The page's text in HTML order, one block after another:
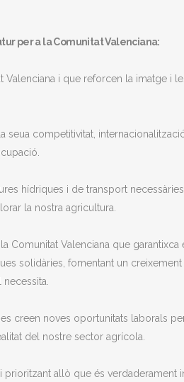
per a la Comunitat Valenciana:
i que reforcen la imatge i
competitivitat,
hídriques i de transport
la nostra agricultura.
Comunitat Valenciana que garantixca
solidàries, fomentant un creixement
creen noves oportunitats laborals
del nostre sector agrícola.
prioritzant allò que és verdaderament